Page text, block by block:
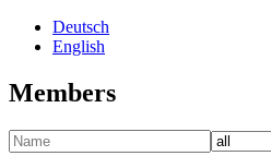
Deutsch
English
Members